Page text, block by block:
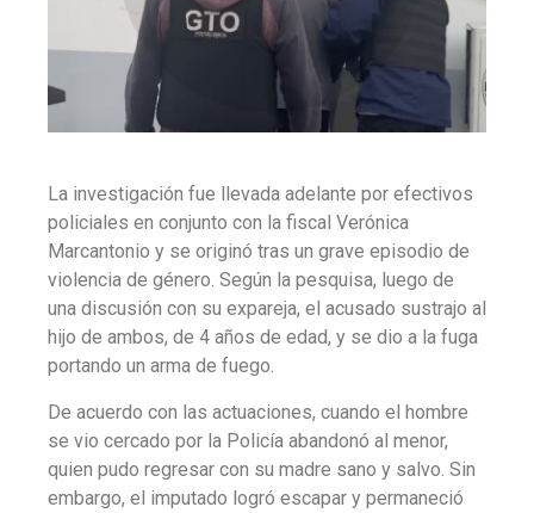
La investigación fue llevada adelante por efectivos
policiales en conjunto con la fiscal Verónica
Marcantonio y se originó tras un grave episodio de
violencia de género. Según la pesquisa, luego de
una discusión con su expareja, el acusado sustrajo al
hijo de ambos, de 4 años de edad, y se dio a la fuga
portando un arma de fuego.
De acuerdo con las actuaciones, cuando el hombre
se vio cercado por la Policía abandonó al menor,
quien pudo regresar con su madre sano y salvo. Sin
embargo, el imputado logró escapar y permaneció